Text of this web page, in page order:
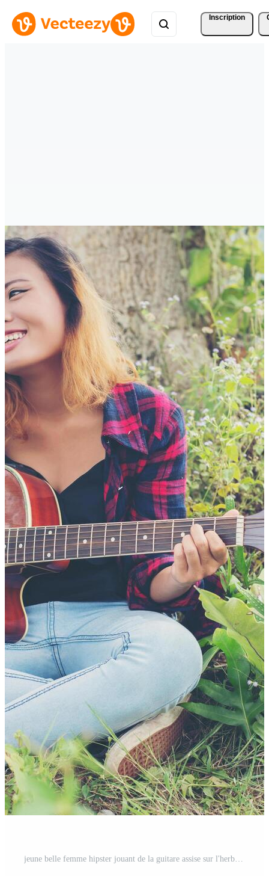
Inscription
jeune belle femme hipster jouant de la guitare assise sur l'herbe dans le parc, se détendre avec la nature. Photo Gratuite